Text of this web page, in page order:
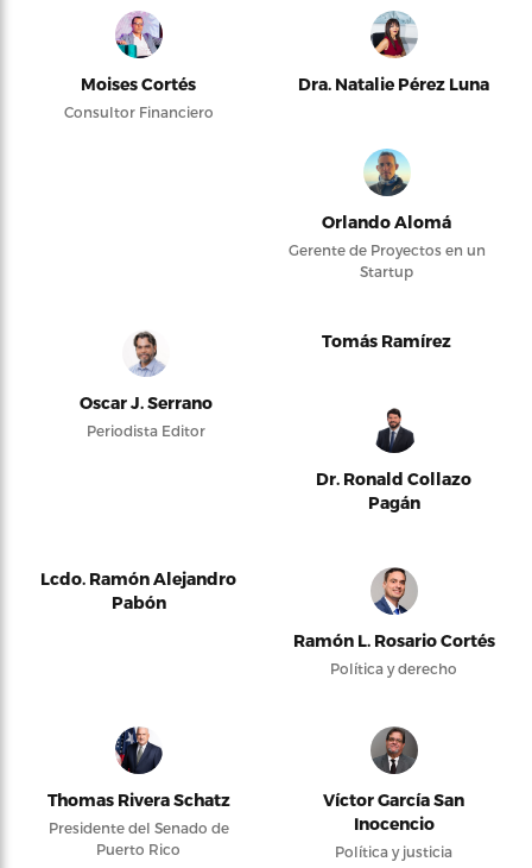
Moises Cortés
Consultor Financiero
Dra. Natalie Pérez Luna
Orlando Alomá
Gerente de Proyectos en un
Startup
Oscar J. Serrano
Periodista Editor
Tomás Ramírez
Dr. Ronald Collazo
Pagán
Lcdo. Ramón Alejandro
Pabón
Ramón L. Rosario Cortés
Política y derecho
Thomas Rivera Schatz
Presidente del Senado de
Puerto Rico
Víctor García San
Inocencio
Política y justicia